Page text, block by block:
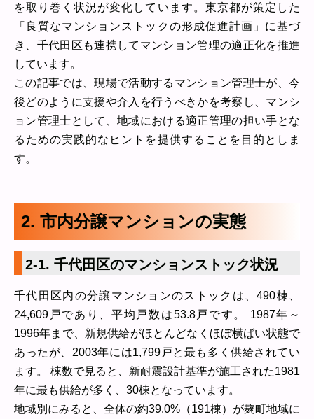
を取り巻く状況が変化しています。東京都が策定した
「良質なマンションストックの形成促進計画」に基づ
き、千代田区も連携してマンション管理の適正化を推進
しています。
この記事では、現場で活動するマンション管理士が、今
後どのように支援や介入を行うべきかを考察し、マンシ
ョン管理士として、地域における適正管理の担い手とな
るための実践的なヒントを提供することを目的としま
す。
2. 市内分譲マンションの実態
2-1. 千代田区のマンションストック状況
千代田区内の分譲マンションのストックは、490棟、
24,609戸であり、平均戸数は53.8戸です。 1987年～
1996年まで、新規供給がほとんどなくほぼ横ばい状態で
あったが、2003年には1,799戸と最も多く供給されてい
ます。 棟数で見ると、新耐震設計基準が施工された1981
年に最も供給が多く、30棟となっています。
地域別にみると、全体の約39.0%（191棟）が麹町地域に